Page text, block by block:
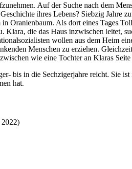
Auf der Suche nach dem
ihres Lebens? Siebzig Jahre
Oranienbaum. Als dort eines Tages
die das Haus inzwischen leitet,
wollen aus dem Heim
Menschen zu erziehen.
wie eine Tochter an Klaras
bis in die Sechzigerjahre reicht. Sie
hat.